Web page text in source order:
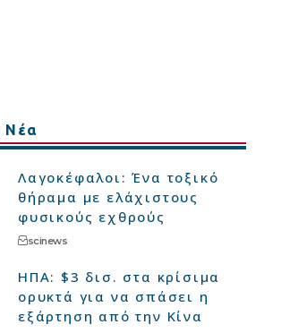
Νέα
Λαγοκέφαλοι: Ένα τοξικό
θήραμα με ελάχιστους
φυσικούς εχθρούς
scinews
ΗΠΑ: $3 δισ. στα κρίσιμα
ορυκτά για να σπάσει η
εξάρτηση από την Κίνα